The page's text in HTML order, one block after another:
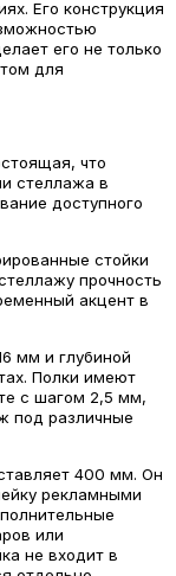
Его конструкция
его не только
для
что
стеллажа в
доступного
стойки
прочность
акцент в
мм и глубиной
Полки имеют
с шагом 2,5 мм,
под различные
400 мм. Он
рекламными
или
не входит в